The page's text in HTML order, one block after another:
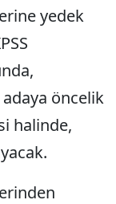
yedek
öncelik
halinde,